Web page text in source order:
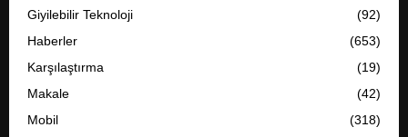
Giyilebilir Teknoloji
(92)
Haberler
(653)
Karşılaştırma
(19)
Makale
(42)
Mobil
(318)